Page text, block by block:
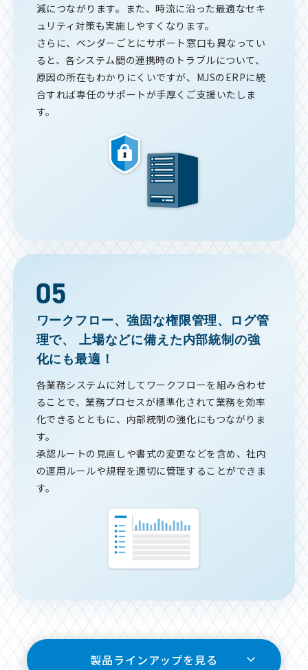
減につながります。また、時流に沿った最適なセキ
ュリティ対策も実施しやすくなります。
さらに、ベンダーごとにサポート窓口も異なってい
ると、各システム間の連携時のトラブルについて、
原因の所在もわかりにくいですが、MJSのERPに統
合すれば専任のサポートが手厚くご支援いたしま
す。
ワークフロー、強固な権限管理、ログ管
理で、
上場などに備えた内部統制の強
化にも最適！
各業務システムに対してワークフローを組み合わせ
ることで、業務プロセスが標準化されて業務を効率
化できるとともに、内部統制の強化にもつながりま
す。
承認ルートの見直しや書式の変更などを含め、社内
の運用ルールや規程を適切に管理することができま
す。
製品ラインアップを見る